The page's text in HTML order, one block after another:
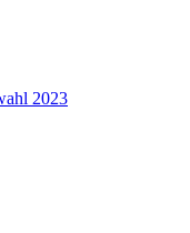
2023